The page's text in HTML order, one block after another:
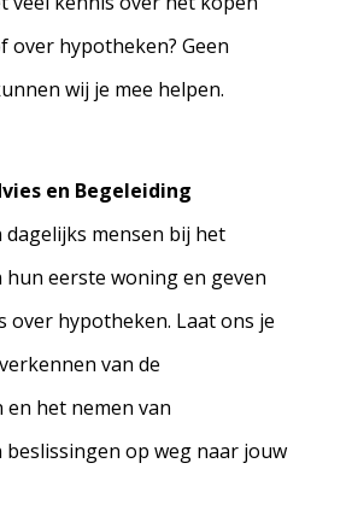
over hypotheken? Geen
wij je mee helpen.
en Begeleiding
dagelijks mensen bij het
hun eerste woning en geven
over hypotheken. Laat ons je
van de
het nemen van
op weg naar jouw